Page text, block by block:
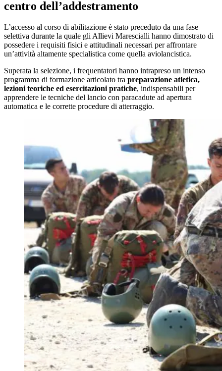
centro dell’addestramento
L’accesso al corso di abilitazione è stato preceduto da una fase
selettiva durante la quale gli Allievi Marescialli hanno dimostrato di
possedere i requisiti fisici e attitudinali necessari per affrontare
un’attività altamente specialistica come quella aviolancistica.
Superata la selezione, i frequentatori hanno intrapreso un intenso
programma di formazione articolato tra preparazione atletica,
lezioni teoriche ed esercitazioni pratiche, indispensabili per
apprendere le tecniche del lancio con paracadute ad apertura
automatica e le corrette procedure di atterraggio.